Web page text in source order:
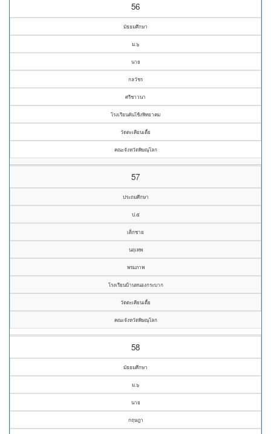
56
มัธยมศึกษา
ม.๖
นาย
กลวัชร
ศรีชาวนา
โรงเรียนคันโช้งพิทยาคม
วัดตะเคียนเตี้ย
คณะจังหวัดพิษณุโลก
57
ประถมศึกษา
ป.๕
เด็กชาย
นฤเทพ
พรมภาพ
โรงเรียนบ้านหนองกระบาก
วัดตะเคียนเตี้ย
คณะจังหวัดพิษณุโลก
58
มัธยมศึกษา
ม.๖
นาย
กฤษฎา